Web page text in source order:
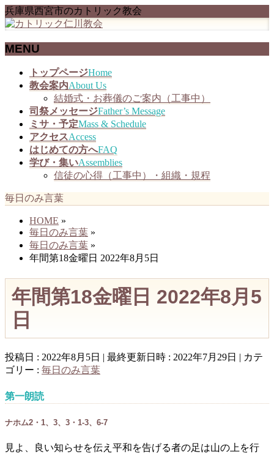
兵庫県西宮市のカトリック教会
MENU
トップページHome
教会案内About Us
結婚式・お葬儀のご案内（工事中）
司祭メッセージFather’s Message
ミサ・予定Mass & Schedule
アクセスAccess
はじめての方へFAQ
学び・集いAssemblies
信徒の心得（工事中）・組織・規程
毎日のみ言葉
HOME »
毎日のみ言葉 »
毎日のみ言葉 »
年間第18金曜日 2022年8月5日
年間第18金曜日 2022年8月5
日
投稿日 : 2022年8月5日 最終更新日時 : 2022年7月29日
カテ
ゴリー : 毎日のみ言葉
第一朗読
ナホム2・1、3、3・1-3、6-7
見よ、良い知らせを伝え平和を告げる者の足は山の上を行